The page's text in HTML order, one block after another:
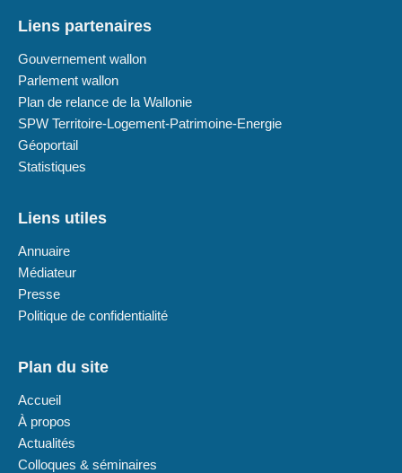
Liens partenaires
Gouvernement wallon
Parlement wallon
Plan de relance de la Wallonie
SPW Territoire-Logement-Patrimoine-Energie
Géoportail
Statistiques
Liens utiles
Annuaire
Médiateur
Presse
Politique de confidentialité
Plan du site
Accueil
À propos
Actualités
Colloques & séminaires